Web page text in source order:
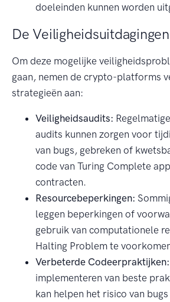
doeleinden kunnen worden
De
Om deze mogelijke
gaan, nemen de crypto-platforms
strategieën aan:
Veiligheidsaudits:
audits kunnen zorgen voor
van bugs, gebreken of
code van Turing Complete
contracten.
Resourcebeperkingen:
leggen beperkingen of
gebruik van computationele
Halting Problem te
Verbeterde Codeerpraktijken:
implementeren van beste
kan helpen het risico van